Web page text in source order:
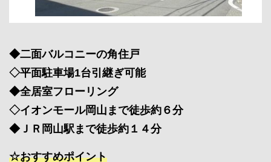
◆二面バルコニーの角住戸
◇平面駐車場1台引継ぎ可能
◆全居室フローリング
◇イオンモール岡山まで徒歩約６分
◆ＪＲ岡山駅まで徒歩約１４分
☆おすすめポイント